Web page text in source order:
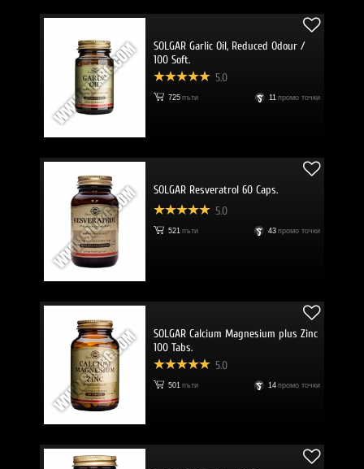
SOLGAR Garlic Oil, Reduced Odour /
100 Soft.
5.0
725 пъти 11 промо точки
SOLGAR Resveratrol 60 Caps.
5.0
521 пъти 43 промо точки
SOLGAR Calcium Magnesium plus Zinc
100 Tabs.
5.0
501 пъти 14 промо точки